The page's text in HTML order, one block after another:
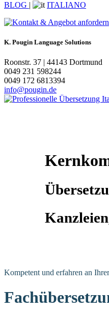
BLOG | ITALIANO
K. Pougin Language Solutions
Roonstr. 37 | 44143 Dortmund
0049 231 598244
0049 172 6813394
info@pougin.de
Kompetent und erfahren an